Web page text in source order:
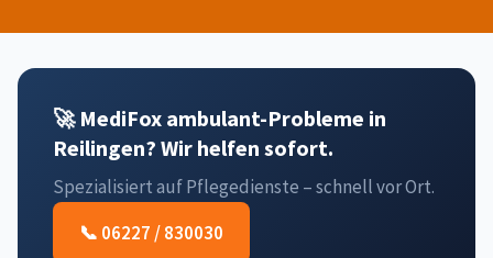
🚀 MediFox ambulant-Probleme in
Reilingen? Wir helfen sofort.
Spezialisiert auf Pflegedienste – schnell vor Ort.
📞 06227 / 830030